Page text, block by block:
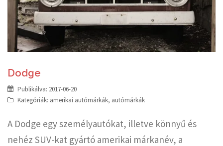
Dodge
Publikálva: 2017-06-20
Kategóriák: amerikai autómárkák, autómárkák
A Dodge egy személyautókat, illetve könnyű és
nehéz SUV-kat gyártó amerikai márkanév, a